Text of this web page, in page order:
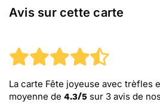
Avis sur cette carte
La carte Fête joyeuse avec trèfles
moyenne de 4.3/5 sur 3 avis de